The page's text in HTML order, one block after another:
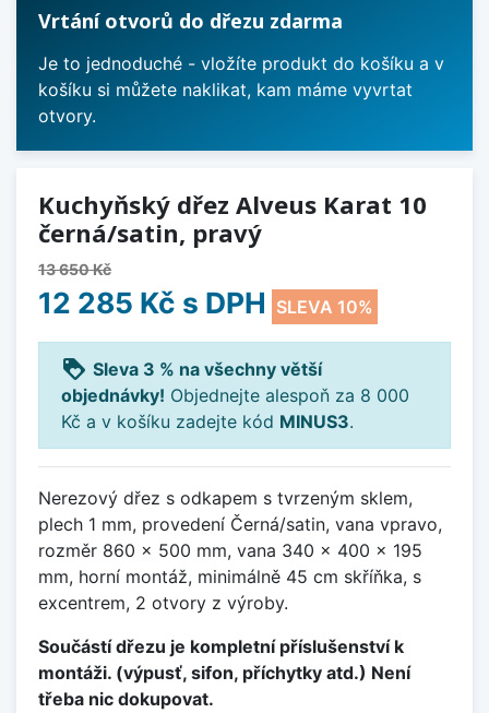
Vrtání otvorů do dřezu zdarma
Je to jednoduché - vložíte produkt do košíku a v
košíku si můžete naklikat, kam máme vyvrtat
otvory.
Kuchyňský dřez Alveus Karat 10
černá/satin, pravý
13 650 Kč
12 285 Kč s DPH SLEVA 10%
loyalty Sleva 3 % na všechny větší
objednávky! Objednejte alespoň za 8 000
Kč a v košíku zadejte kód MINUS3.
Nerezový dřez s odkapem s tvrzeným sklem,
plech 1 mm, provedení Černá/satin, vana vpravo,
rozměr 860 x 500 mm, vana 340 x 400 x 195
mm, horní montáž, minimálně 45 cm skříňka, s
excentrem, 2 otvory z výroby.
Součástí dřezu je kompletní příslušenství k
montáži. (výpusť, sifon, příchytky atd.) Není
třeba nic dokupovat.